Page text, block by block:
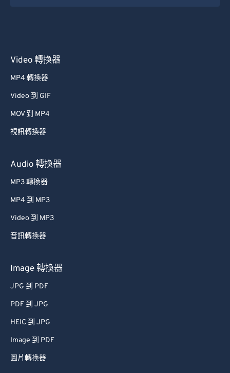
Video 轉換器
MP4 轉換器
Video 到 GIF
MOV 到 MP4
視訊轉換器
Audio 轉換器
MP3 轉換器
MP4 到 MP3
Video 到 MP3
音訊轉換器
Image 轉換器
JPG 到 PDF
PDF 到 JPG
HEIC 到 JPG
Image 到 PDF
圖片轉換器